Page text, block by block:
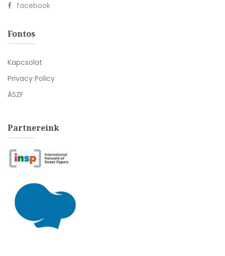
facebook
Fontos
Kapcsolat
Privacy Policy
ÁSZF
Partnereink